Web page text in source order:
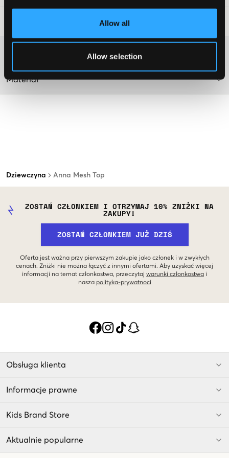
Allow all
Allow selection
Dziewczyna Anna Mesh Top
Wskazówki dotyczące prania:
Materiał
ZOSTAŃ CZŁONKIEM I OTRZYMAJ 10% ZNIŻKI NA
ZAKUPY!
ZOSTAŃ CZŁONKIEM JUŻ DZIŚ
Oferta jest ważna przy pierwszym zakupie jako członek i w zwykłych
cenach. Zniżki nie można łączyć z innymi ofertami. Aby uzyskać więcej
informacji na temat członkostwa, przeczytaj warunki członkostwa i
nasza polityka-prywatnoci
Obsługa klienta
Informacje prawne
Kids Brand Store
Aktualnie popularne